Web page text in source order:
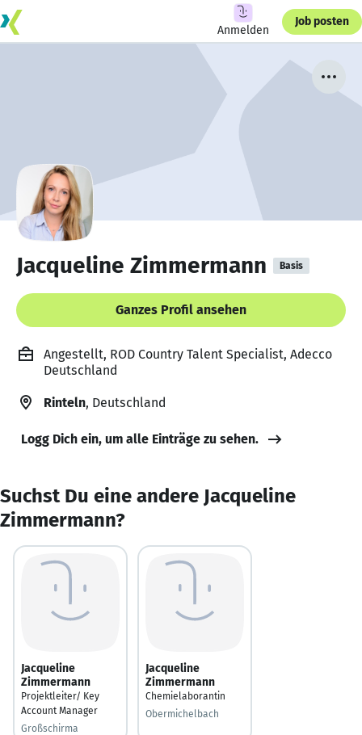
Anmelden
Job posten
Jacqueline Zimmermann Basis
Ganzes Profil ansehen
Angestellt, ROD Country Talent Specialist, Adecco
Deutschland
Rinteln, Deutschland
Logg Dich ein, um alle Einträge zu sehen.
Suchst Du eine andere Jacqueline
Zimmermann?
Jacqueline
Zimmermann
Projektleiter/ Key
Account Manager
Großschirma
Jacqueline
Zimmermann
Chemielaborantin
Obermichelbach